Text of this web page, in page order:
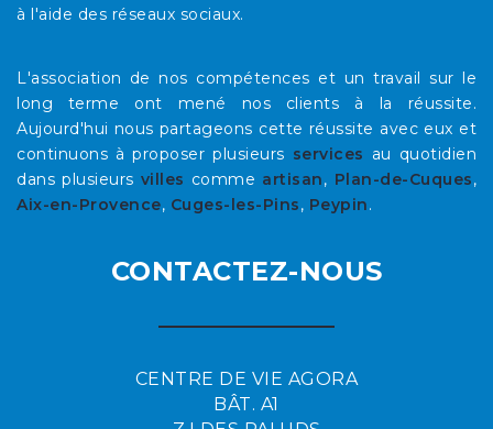
à l'aide des réseaux sociaux.
L'association de nos compétences et un travail sur le
long terme ont mené nos clients à la réussite.
Aujourd'hui nous partageons cette réussite avec eux et
continuons à proposer plusieurs services au quotidien
dans plusieurs villes comme artisan, Plan-de-Cuques,
Aix-en-Provence, Cuges-les-Pins, Peypin.
CONTACTEZ-NOUS
CENTRE DE VIE AGORA
BÂT. A1